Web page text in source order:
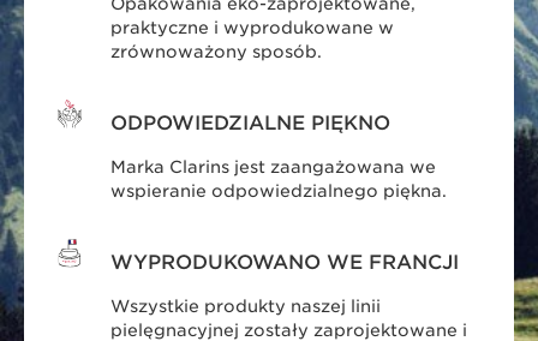
praktyczne i wyprodukowane w
zrównoważony sposób.
ODPOWIEDZIALNE PIĘKNO
Marka Clarins jest zaangażowana we
wspieranie odpowiedzialnego piękna.
WYPRODUKOWANO WE FRANCJI
Wszystkie produkty naszej linii
pielęgnacyjnej zostały zaprojektowane i